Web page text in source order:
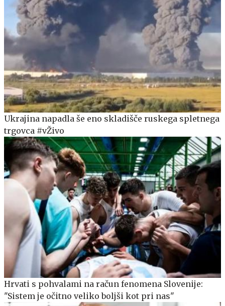
Ukrajina napadla še eno skladišče ruskega spletnega
trgovca #vŽivo
Hrvati s pohvalami na račun fenomena Slovenije:
"Sistem je očitno veliko boljši kot pri nas"